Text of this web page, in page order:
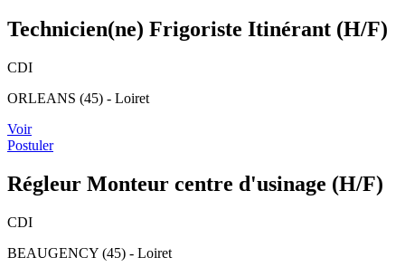
Technicien(ne) Frigoriste Itinérant (H/F)
CDI
ORLEANS (45) - Loiret
Voir
Postuler
Régleur Monteur centre d'usinage (H/F)
CDI
BEAUGENCY (45) - Loiret